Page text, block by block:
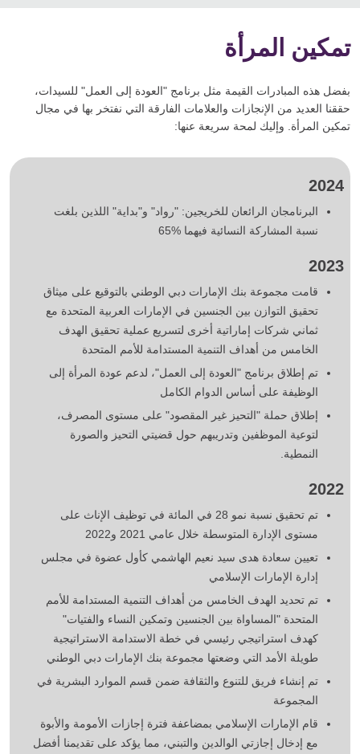
تمكين المرأة
بفضل هذه المبادرات القيمة مثل برنامج "العودة إلى العمل" للسيدات،
حققنا العديد من الإنجازات والعلامات الفارقة التي نفتخر بها في مجال
تمكين المرأة. وإليك لمحة سريعة عنها:
2024
البرنامجان الرائعان للخريجين: "رواد" و"بداية" اللذين بلغت
نسبة المشاركة النسائية فيهما %65
2023
قامت مجموعة بنك الإمارات دبي الوطني بالتوقيع على ميثاق
تحقيق التوازن بين الجنسين في الإمارات العربية المتحدة مع
ثماني شركات إماراتية أخرى لتسريع عملية تحقيق الهدف
الخامس من أهداف التنمية المستدامة للأمم المتحدة
تم إطلاق برنامج "العودة إلى العمل"، لدعم عودة المرأة إلى
الوظيفة على أساس الدوام الكامل
إطلاق حملة "التحيز غير المقصود" على مستوى المصرف،
لتوعية الموظفين وتدريبهم حول قضيتي التحيز والصورة
النمطية.
2022
تم تحقيق نسبة نمو 28 في المائة في توظيف الإناث على
مستوى الإدارة المتوسطة خلال عامي 2021 و2022
تعيين سعادة هدى سيد نعيم الهاشمي كأول عضوة في مجلس
إدارة الإمارات الإسلامي
تم تحديد الهدف الخامس من أهداف التنمية المستدامة للأمم
المتحدة "المساواة بين الجنسين وتمكين النساء والفتيات"
كهدف استراتيجي رئيسي في خطة الاستدامة الاستراتيجية
طويلة الأمد التي وضعتها مجموعة بنك الإمارات دبي الوطني
تم إنشاء فريق للتنوع والثقافة ضمن قسم الموارد البشرية في
المجموعة
قام الإمارات الإسلامي بمضاعفة فترة إجازات الأمومة والأبوة
مع إدخال إجازتي الوالدين والتبني، مما يؤكد على تقديمنا أفضل